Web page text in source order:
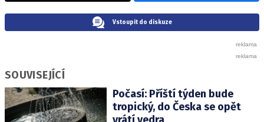
Vstoupit do diskuze
SOUVISEJÍCÍ
Počasí: Příští týden bude
tropický, do Česka se opět